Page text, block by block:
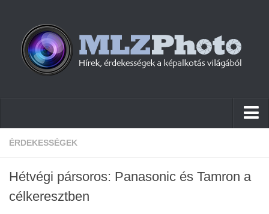
Hírek
Cikkek
ÉRDEKESSÉGEK
Hétvégi pársoros: Panasonic és Tamron a
célkeresztben